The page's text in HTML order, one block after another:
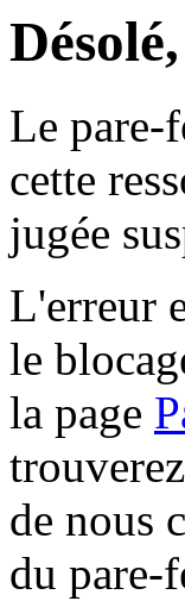
Le pare-
cette
jugée
L'erreur
le
la page
de nous
du pare-